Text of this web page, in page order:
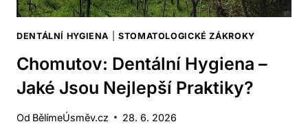
DENTÁLNÍ HYGIENA STOMATOLOGICKÉ ZÁKROKY
Chomutov: Dentální Hygiena –
Jaké Jsou Nejlepší Praktiky?
Od BělímeÚsměv.cz 28. 6. 2026